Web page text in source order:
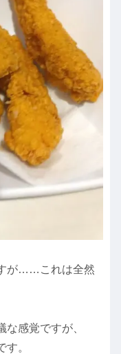
が……これは全然
感覚ですが、
す。